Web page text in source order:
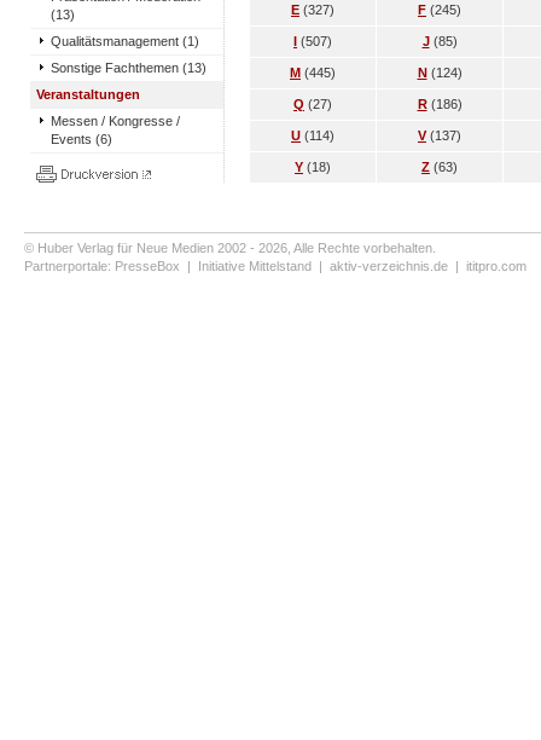
(13)
Qualitätsmanagement (1)
Sonstige Fachthemen (13)
Veranstaltungen
Messen / Kongresse /
Events (6)
E (327) F (245)
I (507) J(85)
M (445) N(124)
Q (27) R(186)
U (114) V(137)
Y (18) Z (63)
© Huber Verlag für Neue Medien 2002 - 2026, Alle Rechte vorbehalten.
Partnerportale: PresseBox | Initiative Mittelstand | aktiv-verzeichnis.de | ititpro.com